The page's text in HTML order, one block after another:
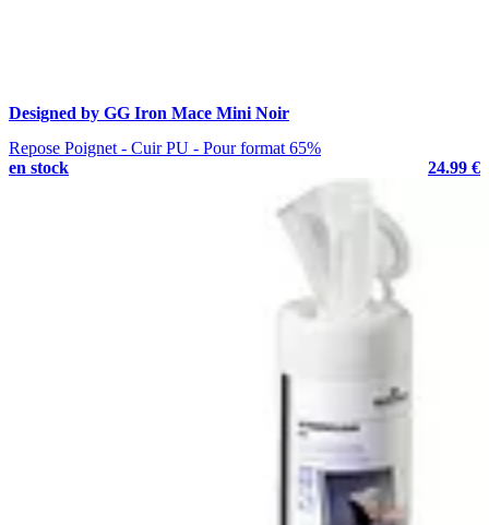
Designed by GG Iron Mace Mini Noir
Repose Poignet - Cuir PU - Pour format 65%
en stock
24.99 €